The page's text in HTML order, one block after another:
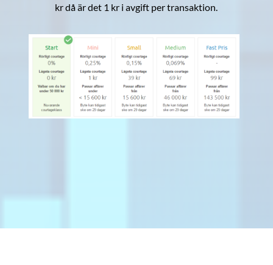
kr då är det 1 kr i avgift per transaktion.